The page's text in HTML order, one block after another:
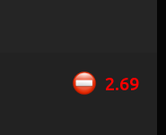
2.69